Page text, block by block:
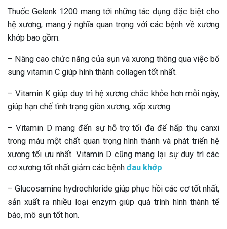
Thuốc Gelenk 1200 mang tới những tác dụng đặc biệt cho
hệ xương, mang ý nghĩa quan trọng với các bệnh về xương
khớp bao gồm:
– Nâng cao chức năng của sụn và xương thông qua việc bổ
sung vitamin C giúp hình thành collagen tốt nhất.
– Vitamin K giúp duy trì hệ xương chắc khỏe hơn mỗi ngày,
giúp hạn chế tình trạng giòn xương, xốp xương.
– Vitamin D mang đến sự hỗ trợ tối đa để hấp thụ canxi
trong máu một chất quan trọng hình thành và phát triển hệ
xương tối ưu nhất. Vitamin D cũng mang lại sự duy trì các
cơ xương tốt nhất giảm các bệnh đau khớp.
– Glucosamine hydrochloride giúp phục hồi các cơ tốt nhất,
sản xuất ra nhiều loại enzym giúp quá trình hình thành tế
bào, mô sụn tốt hơn.